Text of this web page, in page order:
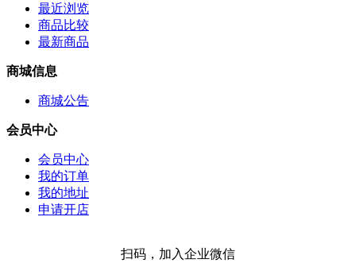
最近浏览
商品比较
最新商品
商城信息
商城公告
会员中心
会员中心
我的订单
我的地址
申请开店
扫码，加入企业微信